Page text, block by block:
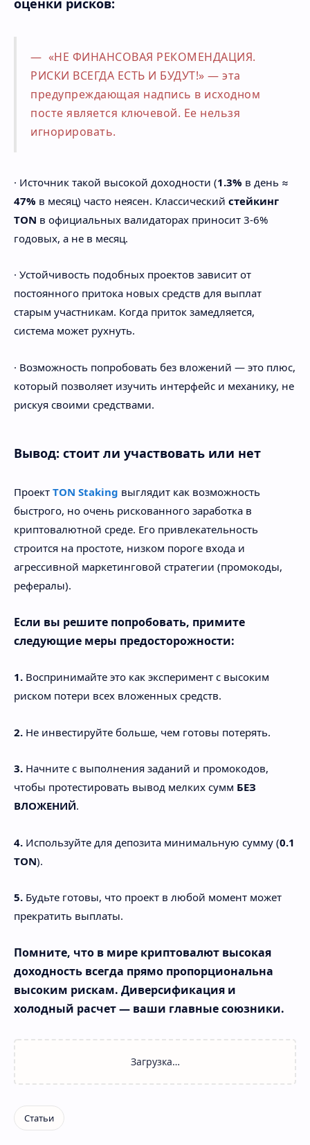
«НЕ ФИНАНСОВАЯ РЕКОМЕНДАЦИЯ.
РИСКИ ВСЕГДА ЕСТЬ И БУДУТ!» — эта
предупреждающая надпись в исходном
посте является ключевой. Ее нельзя
игнорировать.
· Источник такой высокой доходности (1.3% в день ≈
47% в месяц) часто неясен. Классический стейкинг
TON в официальных валидаторах приносит 3-6%
годовых, а не в месяц.
· Устойчивость подобных проектов зависит от
постоянного притока новых средств для выплат
старым участникам. Когда приток замедляется,
система может рухнуть.
· Возможность попробовать без вложений — это плюс,
который позволяет изучить интерфейс и механику, не
рискуя своими средствами.
Вывод: стоит ли участвовать или нет
Проект TON Staking выглядит как возможность
быстрого, но очень рискованного заработка в
криптовалютной среде. Его привлекательность
строится на простоте, низком пороге входа и
агрессивной маркетинговой стратегии (промокоды,
рефералы).
Если вы решите попробовать, примите
следующие меры предосторожности:
1. Воспринимайте это как эксперимент с высоким
риском потери всех вложенных средств.
2. Не инвестируйте больше, чем готовы потерять.
3. Начните с выполнения заданий и промокодов,
чтобы протестировать вывод мелких сумм БЕЗ
ВЛОЖЕНИЙ.
4. Используйте для депозита минимальную сумму (0.1
TON).
5. Будьте готовы, что проект в любой момент может
прекратить выплаты.
Помните, что в мире криптовалют высокая
доходность всегда прямо пропорциональна
высоким рискам. Диверсификация и
холодный расчет — ваши главные союзники.